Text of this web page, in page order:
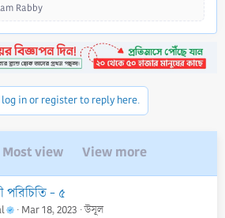
Rabby
log in or register to reply here.
Most view View more
পরিচিতি - ৫
Mar 18, 2023 উসূল